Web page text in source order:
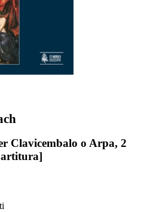
Clavicembalo o Arpa, 2